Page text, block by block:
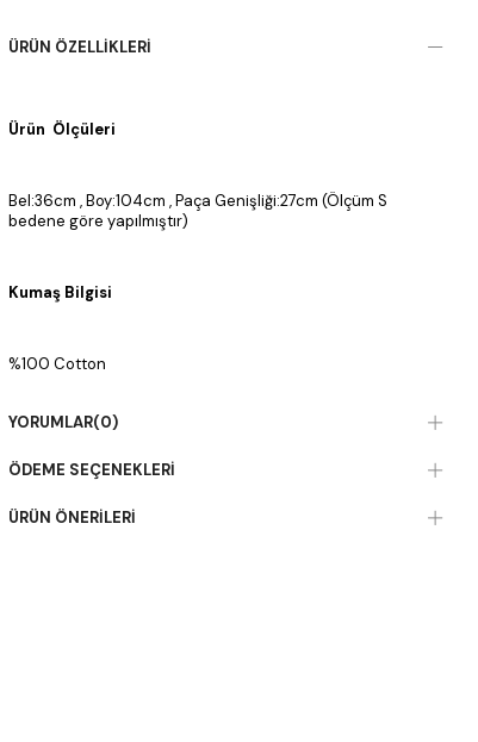
ÜRÜN ÖZELLIKLERI
Ürün Ölçüleri
Bel:36cm , Boy:104cm , Paça Genişliği:27cm (Ölçüm S
bedene göre yapılmıştır)
Kumaş Bilgisi
%100 Cotton
YORUMLAR(0)
ÖDEME SEÇENEKLERI
ÜRÜN ÖNERILERI